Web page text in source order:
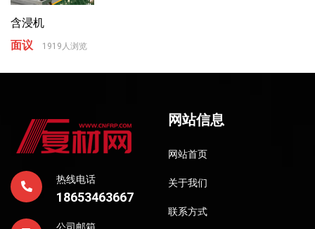
含浸机
面议
1919人浏览
热线电话
18653463667
网站信息
网站首页
关于我们
联系方式